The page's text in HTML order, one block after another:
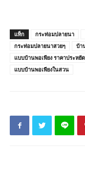
แท็ก กระท่อมปลายนา
กระท่อมปลายนาสวยๆ
บ้า
แบบบ้านพอเพียง ราคาประหยัด
แบบบ้านพอเพียงในสวน